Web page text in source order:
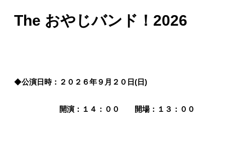
The おやじバンド！2026
◆公演日時：２０２６年９月２０ 日(日)
開演：１４：００ 開場：１３：００